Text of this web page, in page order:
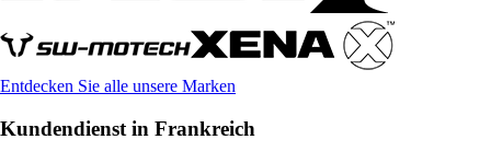
Entdecken Sie alle unsere Marken
Kundendienst in Frankreich